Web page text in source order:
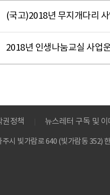
(국고)2018년 무지개다리
2018년 인생나눔교실 사업
권정책 뉴스레터 구독 및
시 빛가람로 640 (빛가람동 352)